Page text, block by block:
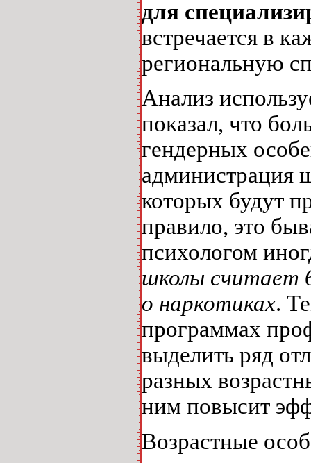
для
встречается в
региональную
Анализ
показал, что
гендерных
администрация
которых будут
правило, это
психологом
школы считает
о наркотиках.
программах
выделить ряд
разных
ним повысит
Возрастные